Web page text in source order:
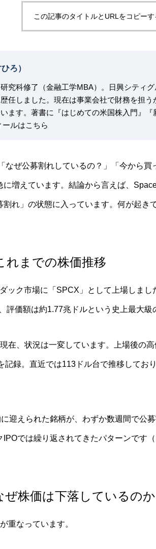
この記事のタイトルとURLをコピーす
ろ）
究科修了（金融工学MBA）。日興シティ
任しました。現在は事業会社で財務を担
ます。著書に『はじめての米国株入門』
ルはこちら
なぜ公募割れしているの？」「今から
増えています。結論から言えば、
れ」の状態に入っています。何が起き
れまでの株価推移
ック市場に「SPCX」として上場しま
評価額は約1.77兆ドルという史上最大級
在、状況は一変しています。上場後の
記録。直近では113ドル台で推移してお
に迎えられた銘柄が、わずか数週間で公
では繰り返されてきたパターンです
株価は下落しているのか
重なっています。